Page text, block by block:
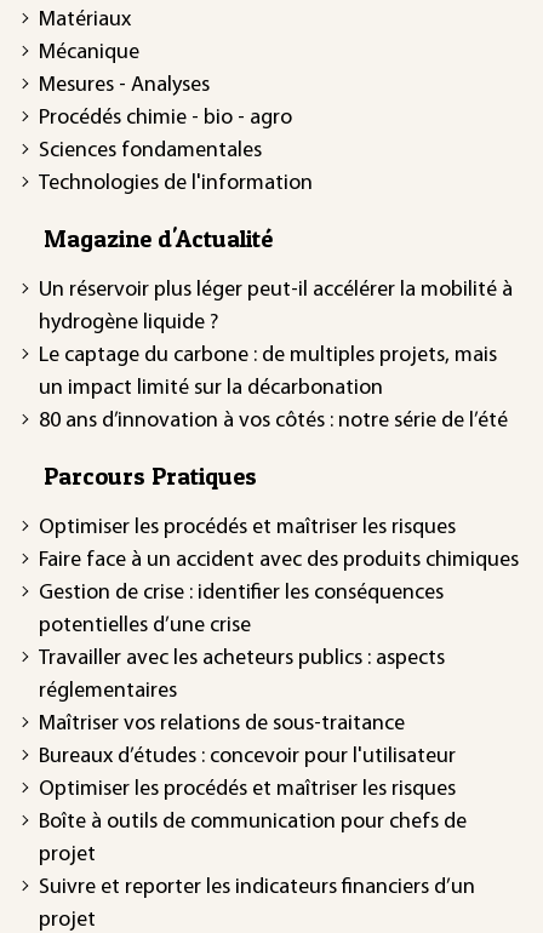
Matériaux
Mécanique
Mesures - Analyses
Procédés chimie - bio - agro
Sciences fondamentales
Technologies de l'information
Magazine d'Actualité
Un réservoir plus léger peut-il accélérer la mobilité à
hydrogène liquide ?
Le captage du carbone : de multiples projets, mais
un impact limité sur la décarbonation
80 ans d’innovation à vos côtés : notre série de l’été
Parcours Pratiques
Optimiser les procédés et maîtriser les risques
Faire face à un accident avec des produits chimiques
Gestion de crise : identifier les conséquences
potentielles d’une crise
Travailler avec les acheteurs publics : aspects
réglementaires
Maîtriser vos relations de sous-traitance
Bureaux d’études : concevoir pour l'utilisateur
Optimiser les procédés et maîtriser les risques
Boîte à outils de communication pour chefs de
projet
Suivre et reporter les indicateurs financiers d’un
projet